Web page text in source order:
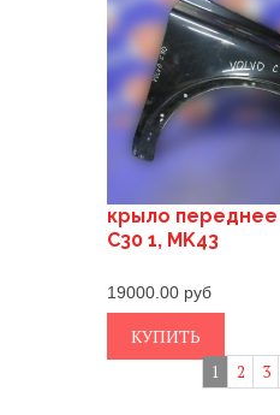
крыло переднее
C30 1, MK43
19000.00
КУПИТЬ
1 2 3